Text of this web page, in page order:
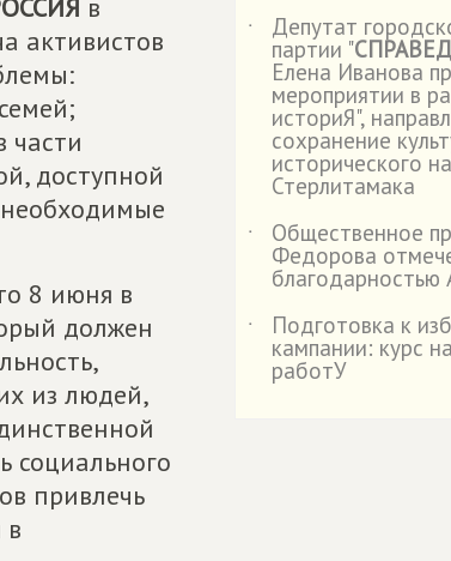
в
активистов
части
доступной
8 июня в
должен
из людей,
социального
привлечь
в
˙
Депутат
партии "
Елена Иванова
мероприятии в
историЯ",
сохранение
исторического
Стерлитамака
˙
Общественное
Федорова
благодарностью
˙
Подготовка к
кампании: курс
работУ